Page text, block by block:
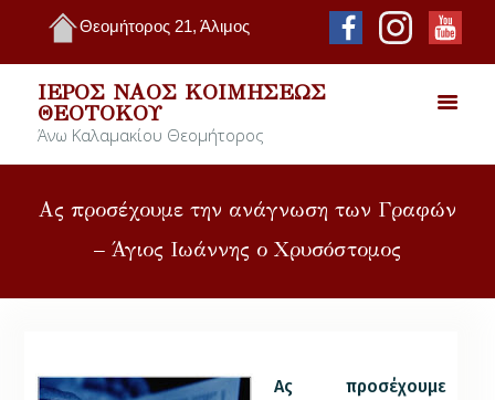
Θεομήτορος 21, Άλιμος
ΙΕΡΌΣ ΝΑΌΣ ΚΟΙΜΉΣΕΩΣ
ΘΕΟΤΌΚΟΥ
Άνω Καλαμακίου Θεομήτορος
Ας προσέχουμε την ανάγνωση των Γραφών
– Άγιος Ιωάννης ο Χρυσόστομος
Ας προσέχουμε